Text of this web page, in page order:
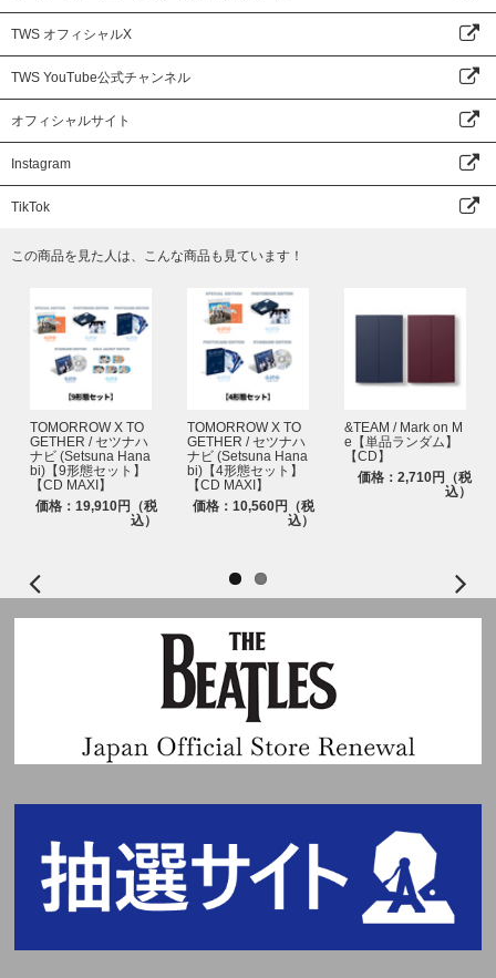
TWS オフィシャルX
TWS YouTube公式チャンネル
オフィシャルサイト
Instagram
TikTok
この商品を見た人は、こんな商品も見ています！
TOMORROW X TO
GETHER / セツナハ
ナビ (Setsuna Hana
bi)【9形態セット】
【CD MAXI】
価格：19,910円（税
込）
TOMORROW X TO
GETHER / セツナハ
ナビ (Setsuna Hana
bi)【4形態セット】
【CD MAXI】
価格：10,560円（税
込）
&TEAM / Mark on M
e【単品ランダム】
【CD】
価格：2,710円（税
込）